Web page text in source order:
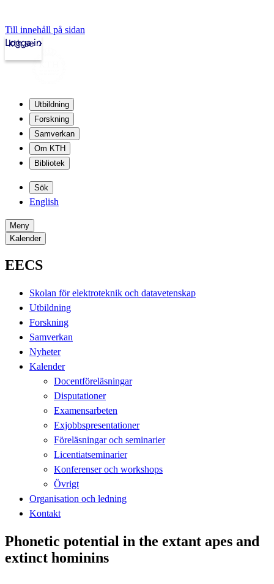
Till innehåll på sidan
kth.se
Logga in
Utbildning
Forskning
Samverkan
Om KTH
Bibliotek
Sök
English
Meny
Kalender
EECS
Skolan för elektroteknik och datavetenskap
Utbildning
Forskning
Samverkan
Nyheter
Kalender
Docentföreläsningar
Disputationer
Examensarbeten
Exjobbspresentationer
Föreläsningar och seminarier
Licentiatseminarier
Konferenser och workshops
Övrigt
Organisation och ledning
Kontakt
Phonetic potential in the extant apes and
extinct hominins